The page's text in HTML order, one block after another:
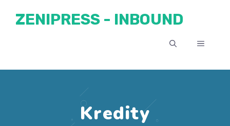
ZENIPRESS - INBOUND
MENU
Kredity